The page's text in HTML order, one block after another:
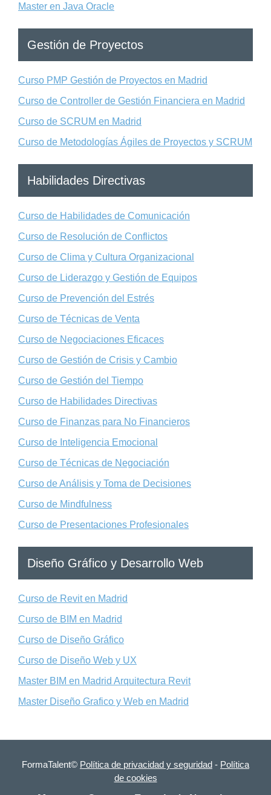
Master en Java Oracle
Gestión de Proyectos
Curso PMP Gestión de Proyectos en Madrid
Curso de Controller de Gestión Financiera en Madrid
Curso de SCRUM en Madrid
Curso de Metodologías Ágiles de Proyectos y SCRUM
Habilidades Directivas
Curso de Habilidades de Comunicación
Curso de Resolución de Conflictos
Curso de Clima y Cultura Organizacional
Curso de Liderazgo y Gestión de Equipos
Curso de Prevención del Estrés
Curso de Técnicas de Venta
Curso de Negociaciones Eficaces
Curso de Gestión de Crisis y Cambio
Curso de Gestión del Tiempo
Curso de Habilidades Directivas
Curso de Finanzas para No Financieros
Curso de Inteligencia Emocional
Curso de Técnicas de Negociación
Curso de Análisis y Toma de Decisiones
Curso de Mindfulness
Curso de Presentaciones Profesionales
Diseño Gráfico y Desarrollo Web
Curso de Revit en Madrid
Curso de BIM en Madrid
Curso de Diseño Gráfico
Curso de Diseño Web y UX
Master BIM en Madrid Arquitectura Revit
Master Diseño Grafico y Web en Madrid
FormaTalent© Política de privacidad y seguridad - Política
de cookies